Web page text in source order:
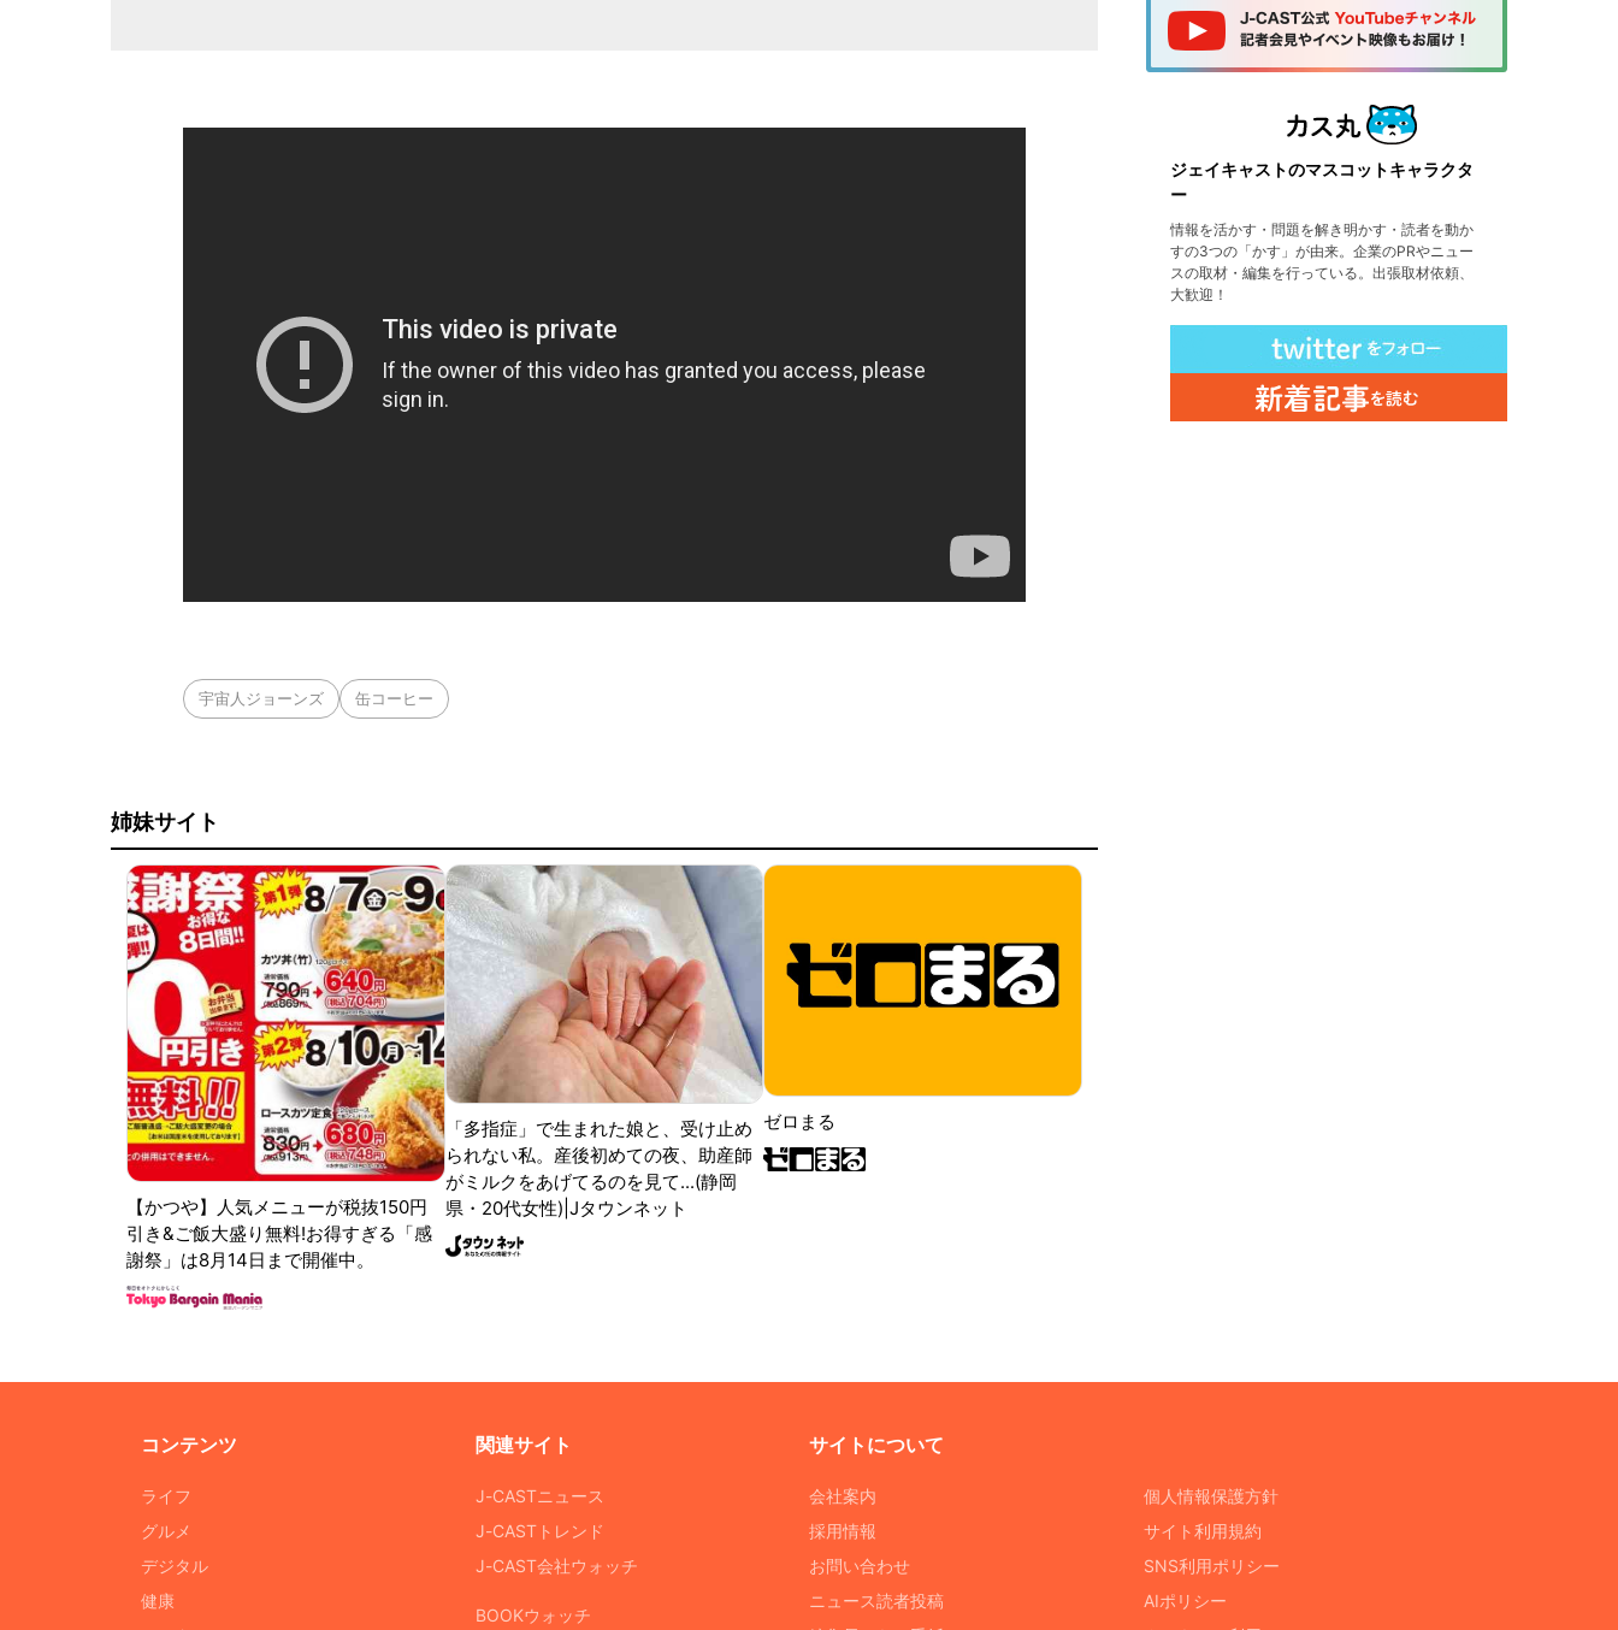
宇宙人ジョーンズ 缶コーヒー
姉妹サイト
【かつや】人気メニューが税抜150円
引き&ご飯大盛り無料!お得すぎる「感
謝祭」は8月14日まで開催中。
「多指症」で生まれた娘と、受け止め
られない私。産後初めての夜、助産師
がミルクをあげてるのを見て...(静岡
県・20代女性)|Jタウンネット
ゼロまる
ジェイキャストのマスコットキャラクタ
ー
情報を活かす・問題を解き明かす・読者を動か
すの3つの「かす」が由来。企業のPRやニュー
スの取材・編集を行っている。出張取材依頼、
大歓迎！
コンテンツ
ライフ
グルメ
デジタル
健康
関連サイト
J-CASTニュース
J-CASTトレンド
J-CAST会社ウォッチ
BOOKウォッチ
サイトについて
会社案内
採用情報
お問い合わせ
ニュース読者投稿
個人情報保護方針
サイト利用規約
SNS利用ポリシー
AIポリシー